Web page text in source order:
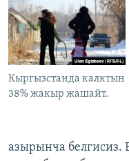
Кыргызстанда калктын
38% жакыр жашайт.
азырынча белгисиз.